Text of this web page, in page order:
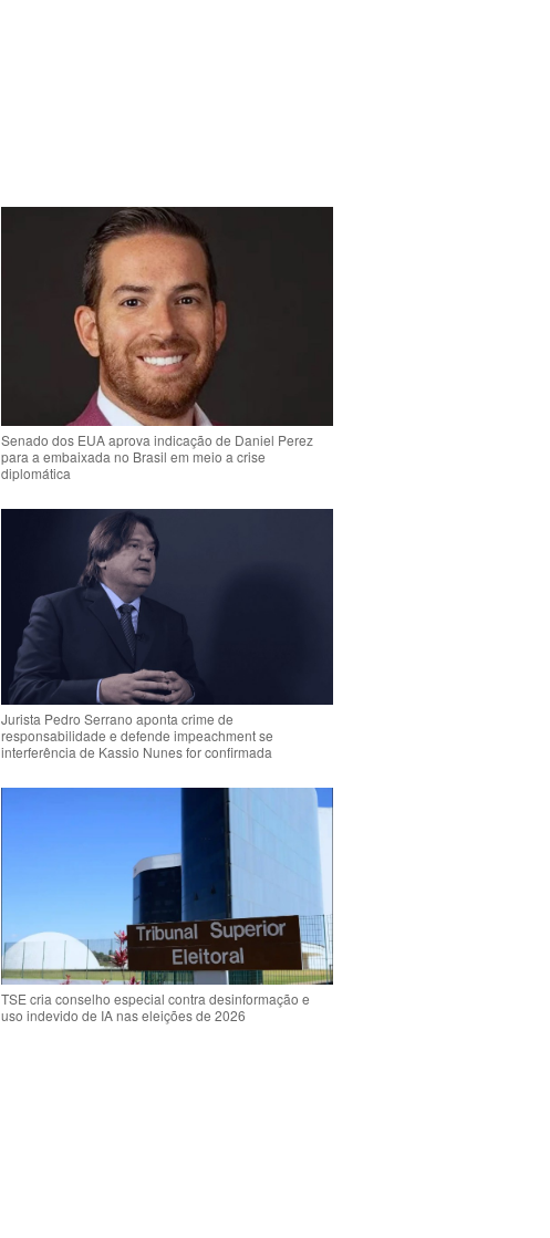
Senado dos EUA aprova indicação de Daniel Perez
para a embaixada no Brasil em meio a crise
diplomática
Jurista Pedro Serrano aponta crime de
responsabilidade e defende impeachment se
interferência de Kassio Nunes for confirmada
TSE cria conselho especial contra desinformação e
uso indevido de IA nas eleições de 2026